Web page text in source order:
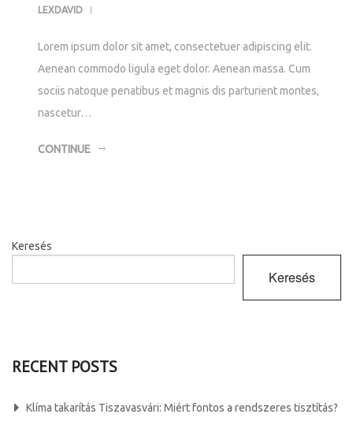
LEXDAVID
Lorem ipsum dolor sit amet, consectetuer adipiscing elit.
Aenean commodo ligula eget dolor. Aenean massa. Cum
sociis natoque penatibus et magnis dis parturient montes,
nascetur…
CONTINUE
Keresés
Keresés
RECENT POSTS
Klíma takarítás Tiszavasvári: Miért fontos a rendszeres tisztítás?